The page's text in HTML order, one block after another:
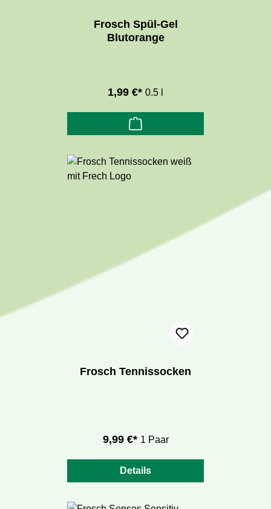
Frosch Spül-Gel
Blutorange
1,99 €* 0.5 l
Frosch Tennissocken
9,99 €* 1 Paar
Details